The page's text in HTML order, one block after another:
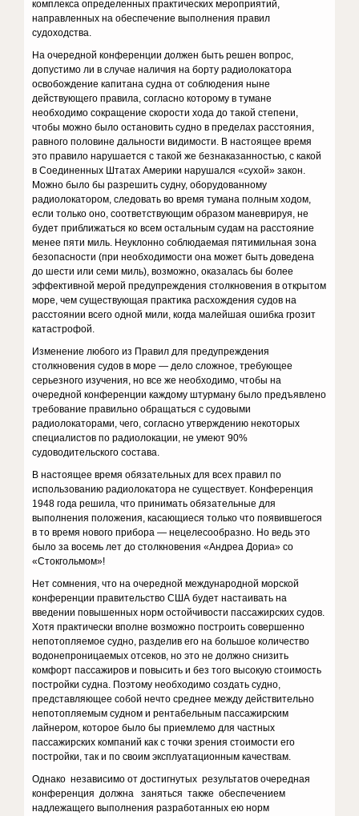
комплекса определенных практических мероприятий,
направленных на обеспечение выполнения правил
судоходства.
На очередной конференции должен быть решен вопрос,
допустимо ли в случае наличия на борту радиолокатора
освобождение капитана судна от соблюдения ныне
действующего правила, согласно которому в тумане
необходимо сокращение скорости хода до такой степени,
чтобы можно было остановить судно в пределах расстояния,
равного половине дальности видимости. В настоящее время
это правило нарушается с такой же безнаказанностью, с какой
в Соединенных Штатах Америки нарушался «сухой» закон.
Можно было бы разрешить судну, оборудованному
радиолокатором, следовать во время тумана полным ходом,
если только оно, соответствующим образом маневрируя, не
будет приближаться ко всем остальным судам на расстояние
менее пяти миль. Неуклонно соблюдаемая пятимильная зона
безопасности (при необходимости она может быть доведена
до шести или семи миль), возможно, оказалась бы более
эффективной мерой предупреждения столкновения в открытом
море, чем существующая практика расхождения судов на
расстоянии всего одной мили, когда малейшая ошибка грозит
катастрофой.
Изменение любого из Правил для предупреждения
столкновения судов в море — дело сложное, требующее
серьезного изучения, но все же необходимо, чтобы на
очередной конференции каждому штурману было предъявлено
требование правильно обращаться с судовыми
радиолокаторами, чего, согласно утверждению некоторых
специалистов по радиолокации, не умеют 90%
судоводительского состава.
В настоящее время обязательных для всех правил по
использованию радиолокатора не существует. Конференция
1948 года решила, что принимать обязательные для
выполнения положения, касающиеся только что появившегося
в то время нового прибора — нецелесообразно. Но ведь это
было за восемь лет до столкновения «Андреа Дориа» со
«Стокгольмом»!
Нет сомнения, что на очередной международной морской
конференции правительство США будет настаивать на
введении повышенных норм остойчивости пассажирских судов.
Хотя практически вполне возможно построить совершенно
непотопляемое судно, разделив его на большое количество
водонепроницаемых отсеков, но это не должно снизить
комфорт пассажиров и повысить и без того высокую стоимость
постройки судна. Поэтому необходимо создать судно,
представляющее собой нечто среднее между действительно
непотопляемым судном и рентабельным пассажирским
лайнером, которое было бы приемлемо для частных
пассажирских компаний как с точки зрения стоимости его
постройки, так и по своим эксплуатационным качествам.
Однако независимо от достигнутых результатов очередная
конференция должна заняться также обеспечением
надлежащего выполнения разработанных ею норм